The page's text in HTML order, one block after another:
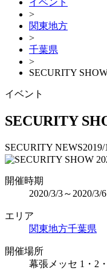
イベント
>
関東地方
>
千葉県
>
SECURITY
イベント
SECURITY
SECURITY NEWS2019/
開催時期
2020/3/3～2020/3/6
エリア
関東地方千葉県
開催場所
幕張メッセ 1・2